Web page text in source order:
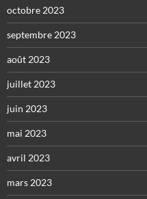
octobre 2023
septembre 2023
août 2023
juillet 2023
juin 2023
mai 2023
avril 2023
mars 2023